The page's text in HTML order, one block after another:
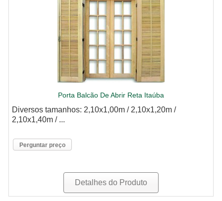
Porta Balcão De Abrir Reta Itaúba
Diversos tamanhos: 2,10x1,00m / 2,10x1,20m /
2,10x1,40m / ...
Perguntar preço
Detalhes do Produto